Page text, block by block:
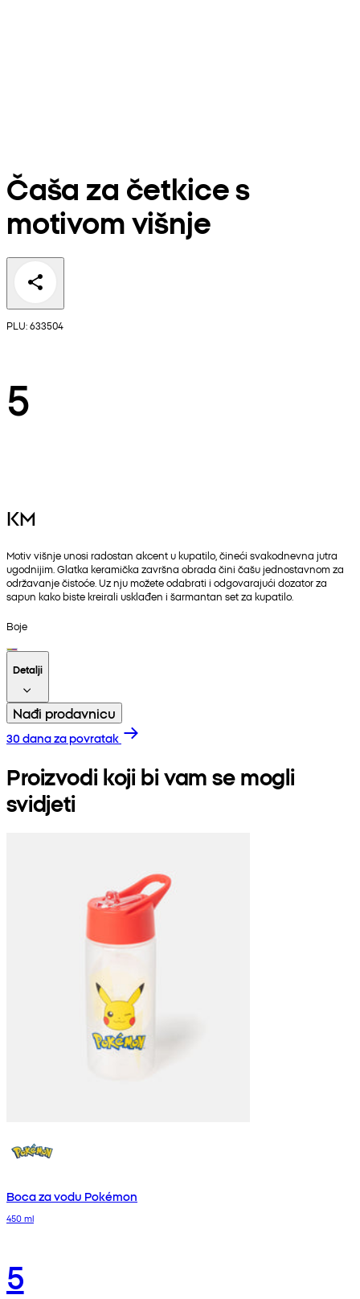
Čaša za četkice s
motivom višnje
PLU: 633504
5
KM
Motiv višnje unosi radostan akcent u kupatilo, čineći svakodnevna jutra
ugodnijim. Glatka keramička završna obrada čini čašu jednostavnom za
održavanje čistoće. Uz nju možete odabrati i odgovarajući dozator za
sapun kako biste kreirali usklađen i šarmantan set za kupatilo.
Boje
Detalji
Nađi prodavnicu
30 dana za povratak
Proizvodi koji bi vam se mogli
svidjeti
Boca za vodu Pokémon
450 ml
5